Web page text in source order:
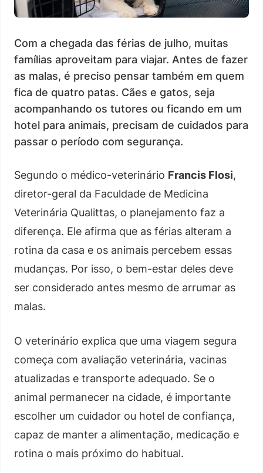
Com a chegada das férias de julho, muitas
famílias aproveitam para viajar. Antes de fazer
as malas, é preciso pensar também em quem
fica de quatro patas. Cães e gatos, seja
acompanhando os tutores ou ficando em um
hotel para animais, precisam de cuidados para
passar o período com segurança.
Segundo o médico-veterinário Francis Flosi,
diretor-geral da Faculdade de Medicina
Veterinária Qualittas, o planejamento faz a
diferença. Ele afirma que as férias alteram a
rotina da casa e os animais percebem essas
mudanças. Por isso, o bem-estar deles deve
ser considerado antes mesmo de arrumar as
malas.
O veterinário explica que uma viagem segura
começa com avaliação veterinária, vacinas
atualizadas e transporte adequado. Se o
animal permanecer na cidade, é importante
escolher um cuidador ou hotel de confiança,
capaz de manter a alimentação, medicação e
rotina o mais próximo do habitual.